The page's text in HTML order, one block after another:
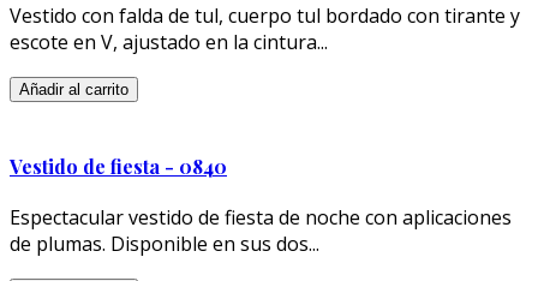
Vestido con falda de tul, cuerpo tul bordado con tirante y
escote en V, ajustado en la cintura...
Añadir al carrito
Vestido de fiesta - 0840
Espectacular vestido de fiesta de noche con aplicaciones
de plumas. Disponible en sus dos...